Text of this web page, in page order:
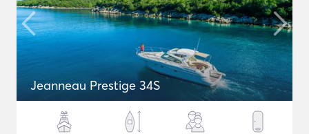
Jeanneau Prestige 34S